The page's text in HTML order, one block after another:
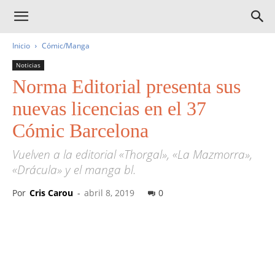
Inicio Cómic/Manga
Noticias
Norma Editorial presenta sus
nuevas licencias en el 37
Cómic Barcelona
Vuelven a la editorial «Thorgal», «La Mazmorra»,
«Drácula» y el manga bl.
Por Cris Carou - abril 8, 2019 0